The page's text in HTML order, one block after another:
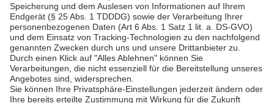
Bezirksliga West
AGB / Gewinnspiele